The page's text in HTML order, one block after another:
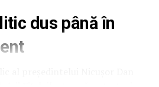
dus până în